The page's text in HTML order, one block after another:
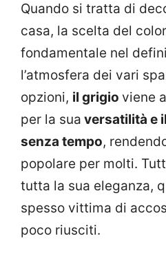
Quando si tratta di
casa, la scelta del
fondamentale nel
l’atmosfera dei vari
opzioni, il grigio viene
per la sua versatilità e
senza tempo,
popolare per molti.
tutta la sua eleganza,
spesso vittima di
poco riusciti.